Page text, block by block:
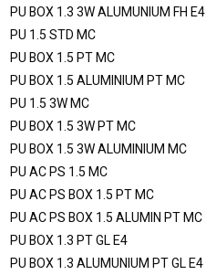
PU BOX 1.3 3W ALUMUNIUM FH E4
PU 1.5 STD MC
PU BOX 1.5 PT MC
PU BOX 1.5 ALUMINIUM PT MC
PU 1.5 3W MC
PU BOX 1.5 3W PT MC
PU BOX 1.5 3W ALUMINIUM MC
PU AC PS 1.5 MC
PU AC PS BOX 1.5 PT MC
PU AC PS BOX 1.5 ALUMIN PT MC
PU BOX 1.3 PT GL E4
PU BOX 1.3 ALUMUNIUM PT GL E4